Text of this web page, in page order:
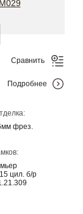
фрез.
цил. б/р
Сравнить
Подробнее